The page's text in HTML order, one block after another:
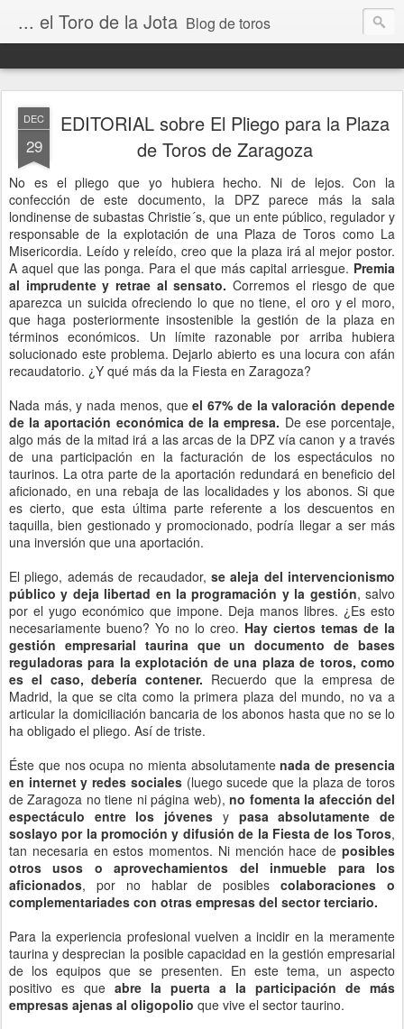
... el Toro de la Jota Blog de toros
DEC
29
EDITORIAL sobre El Pliego para la Plaza
de Toros de Zaragoza
No es el pliego que yo hubiera hecho. Ni de lejos. Con la
confección de este documento, la DPZ parece más la sala
londinense de subastas Christie´s, que un ente público, regulador y
responsable de la explotación de una Plaza de Toros como La
Misericordia. Leído y releído, creo que la plaza irá al mejor postor.
A aquel que las ponga. Para el que más capital arriesgue. Premia
al imprudente y retrae al sensato. Corremos el riesgo de que
aparezca un suicida ofreciendo lo que no tiene, el oro y el moro,
que haga posteriormente insostenible la gestión de la plaza en
términos económicos. Un límite razonable por arriba hubiera
solucionado este problema. Dejarlo abierto es una locura con afán
recaudatorio. ¿Y qué más da la Fiesta en Zaragoza?
Nada más, y nada menos, queel 67% de la valoración depende
de la aportación económica de la empresa. De ese porcentaje,
algo más de la mitad irá a las arcas de la DPZ vía canon y a través
de una participación en la facturación de los espectáculos no
taurinos. La otra parte de la aportación redundará en beneficio del
aficionado, en una rebaja de las localidades y los abonos. Si que
es cierto, que esta última parte referente a los descuentos en
taquilla, bien gestionado y promocionado, podría llegar a ser más
una inversión que una aportación.
El pliego, además de recaudador, se aleja del intervencionismo
público y deja libertad en la programación y la gestión, salvo
por el yugo económico que impone. Deja manos libres. ¿Es esto
necesariamente bueno? Yo no lo creo. Hay ciertos temas de la
gestión empresarial taurina que un documento de bases
reguladoras para la explotación de una plaza de toros, como
es el caso, debería contener. Recuerdo que la empresa de
Madrid, la que se cita como la primera plaza del mundo, no va a
articular la domiciliación bancaria de los abonos hasta que no se lo
ha obligado el pliego. Así de triste.
Éste que nos ocupa no mienta absolutamentenada de presencia
en internet y redes sociales(luego sucede que la plaza de toros
de Zaragoza no tiene ni página web),no fomenta la afección del
espectáculo entre los jóvenes y pasa absolutamente de
soslayo por la promoción y difusión de la Fiesta de los Toros,
tan necesaria en estos momentos. Ni mención hace de posibles
otros usos o aprovechamientos del inmueble para los
aficionados, por no hablar de posiblescolaboraciones o
complementariades con otras empresas del sector terciario.
Para la experiencia profesional vuelven a incidir en la meramente
taurina y desprecian la posible capacidad en la gestión empresarial
de los equipos que se presenten. En este tema, un aspecto
positivo es que abre la puerta a la participación de más
empresas ajenas al oligopolio que vive el sector taurino.